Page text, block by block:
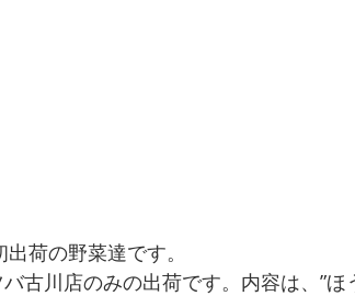
荷の野菜達です。
古川店のみの出荷です。内容は、”ほ